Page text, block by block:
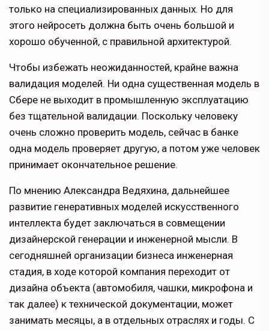
только на специализированных данных. Но для
этого нейросеть должна быть очень большой и
хорошо обученной, с правильной архитектурой.
Чтобы избежать неожиданностей, крайне важна
валидация моделей. Ни одна существенная модель в
Сбере не выходит в промышленную эксплуатацию
без тщательной валидации. Поскольку человеку
очень сложно проверить модель, сейчас в банке
одна модель проверяет другую, а потом уже человек
принимает окончательное решение.
По мнению Александра Ведяхина, дальнейшее
развитие генеративных моделей искусственного
интеллекта будет заключаться в совмещении
дизайнерской генерации и инженерной мысли. В
сегодняшней организации бизнеса инженерная
стадия, в ходе которой компания переходит от
дизайна объекта (автомобиля, чашки, микрофона и
так далее) к технической документации, может
занимать месяцы, а в отдельных отраслях и годы. С